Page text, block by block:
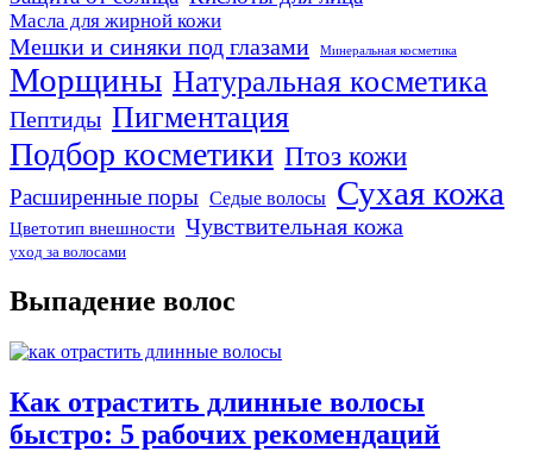
Масла для жирной кожи
Мешки и синяки под глазами Минеральная косметика
Морщины Натуральная косметика
Пептиды Пигментация
Подбор косметики Птоз кожи
Расширенные поры Седые волосы Сухая кожа
Цветотип внешности Чувствительная кожа
уход за волосами
Выпадение волос
Как отрастить длинные волосы
быстро: 5 рабочих рекомендаций